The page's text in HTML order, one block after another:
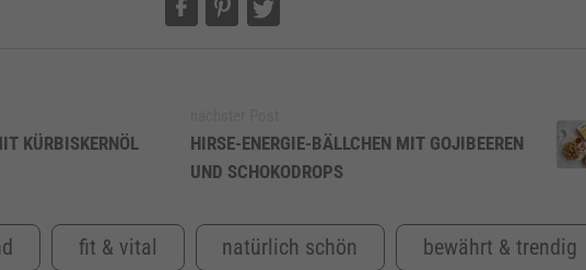
KÜRBISKERNÖL
HIRSE-ENERGIE-BÄLLCHEN MIT GOJIBEEREN
UND SCHOKODROPS
fit & vital natürlich schön bewährt & trendig